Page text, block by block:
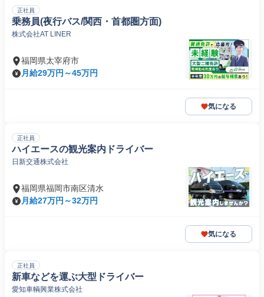
正社員
乗務員(夜行バス/関西・首都圏方面)
株式会社AT LINER
福岡県太宰府市
月給29万円～45万円
気になる
正社員
ハイエースの観光案内ドライバー
日新交通株式会社
福岡県福岡市南区清水
月給27万円～32万円
気になる
正社員
新車などを運ぶ大型ドライバー
愛知車輌興業株式会社